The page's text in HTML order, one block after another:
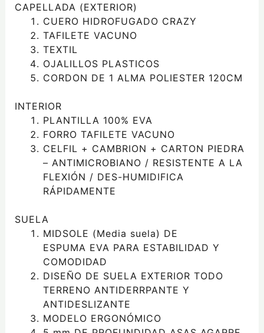
CAPELLADA (EXTERIOR)
CUERO HIDROFUGADO CRAZY
TAFILETE VACUNO
TEXTIL
OJALILLOS PLASTICOS
CORDON DE 1 ALMA POLIESTER 120CM
INTERIOR
PLANTILLA 100% EVA
FORRO TAFILETE VACUNO
CELFIL + CAMBRION + CARTON PIEDRA
– ANTIMICROBIANO / RESISTENTE A LA
FLEXIÓN / DES-HUMIDIFICA
RÁPIDAMENTE
SUELA
MIDSOLE (Media suela) DE
ESPUMA EVA PARA ESTABILIDAD Y
COMODIDAD
DISEÑO DE SUELA EXTERIOR TODO
TERRENO ANTIDERRPANTE Y
ANTIDESLIZANTE
MODELO ERGONÓMICO